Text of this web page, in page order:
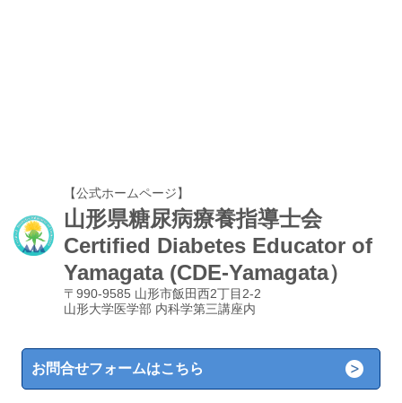
【公式ホームページ】
山形県糖尿病療養指導士会
Certified Diabetes Educator of
Yamagata (CDE-Yamagata）
〒990-9585 山形市飯田西2丁目2-2
山形大学医学部 内科学第三講座内
お問合せフォームはこちら